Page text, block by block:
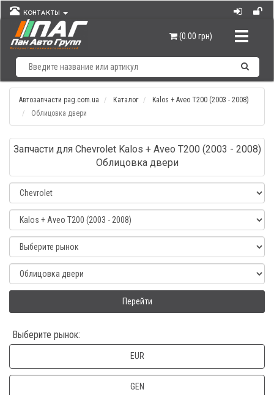
КОНТАКТЫ
(0.00 грн)
Автозапчасти pag.com.ua Каталог
Kalos + Aveo T200 (2003 - 2008)
Облицовка двери
Запчасти для Chevrolet Kalos + Aveo T200 (2003 - 2008)
Облицовка двери
Перейти
Выберите рынок:
EUR
GEN